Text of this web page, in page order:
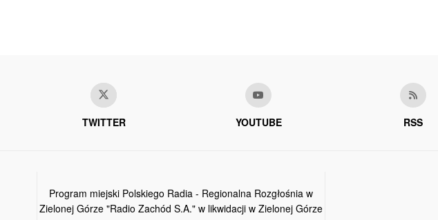
TWITTER YOUTUBE RSS
Program miejski Polskiego Radia - Regionalna Rozgłośnia w
Zielonej Górze "Radio Zachód S.A." w likwidacji w Zielonej Górze